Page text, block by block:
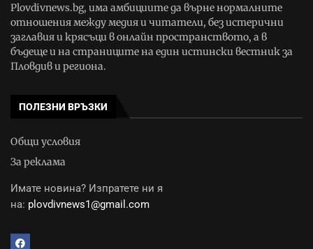
Plovdivnews.bg, има амбициите да върне нормалните
отношения между медия и читатели, без истерични
заглавия и крясъци в онлайн пространството, а в
бъдеще и на страниците на един истински вестник за
Пловдив и региона.
ПОЛЕЗНИ ВРЪЗКИ
Общи условия
За реклама
Имате новина? Изпратете ни я
на: plovdivnews1@gmail.com